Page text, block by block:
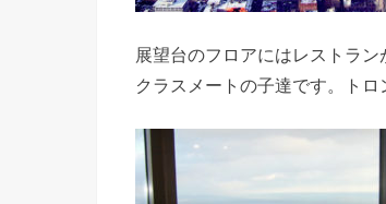
展望台のフロアにはレストラン
クラスメートの子達です。ト